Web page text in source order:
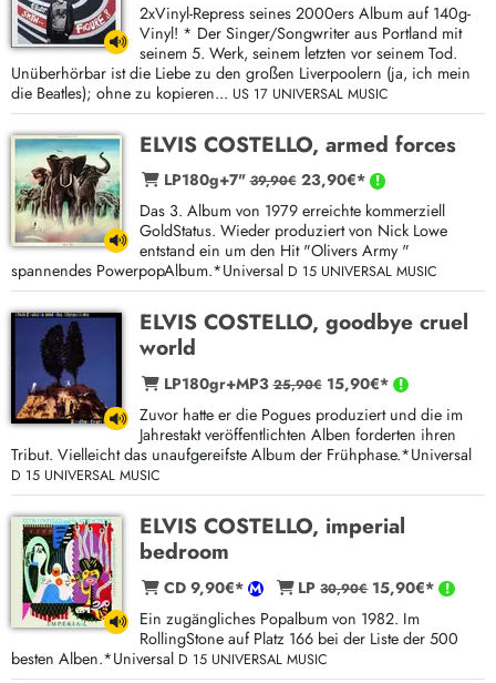
2xVinyl-Repress seines 2000ers Album auf 140g-
Vinyl! * Der Singer/Songwriter aus Portland mit
seinem 5. Werk, seinem letzten vor seinem Tod.
Unüberhörbar ist die Liebe zu den großen Liverpoolern (ja, ich mein
die Beatles); ohne zu kopieren... US 17 UNIVERSAL MUSIC
ELVIS COSTELLO, armed forces
LP180g+7"39,90€23,90€*
Das 3. Album von 1979 erreichte kommerziell
GoldStatus. Wieder produziert von Nick Lowe
entstand ein um den Hit "Olivers Army "
spannendes PowerpopAlbum.*Universal D 15 UNIVERSAL MUSIC
ELVIS COSTELLO, goodbye cruel
world
LP180gr+MP325,90€15,90€*
Zuvor hatte er die Pogues produziert und die im
Jahrestakt veröffentlichten Alben forderten ihren
Tribut. Vielleicht das unaufgereifste Album der Frühphase.*Universal
D 15 UNIVERSAL MUSIC
ELVIS COSTELLO, imperial
bedroom
CD 9,90€* LP30,90€15,90€*
Ein zugängliches Popalbum von 1982. Im
RollingStone auf Platz 166 bei der Liste der 500
besten Alben.*Universal D 15 UNIVERSAL MUSIC